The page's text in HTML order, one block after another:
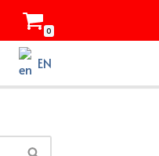
0
EN